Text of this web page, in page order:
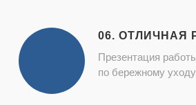
06. ОТЛИЧНАЯ
Презентация
по бережному уходу